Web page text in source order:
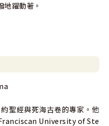
地躍動著。
薩奇教授，在當今世代有更
話來說：「我的所能在於我
的培育，以希臘文和拉丁文
。所以，我會試著在包括
，作者嘗試在耶穌當時的社
所呈現和說明歷史的耶穌：
聖經與死海古卷的專家。他
University of Ste